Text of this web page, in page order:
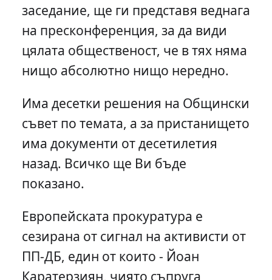
заседание, ще ги представя веднага
на пресконференция, за да види
цялата общественост, че в тях няма
нищо абсолютно нищо нередно.
Има десетки решения на Общински
съвет по темата, а за пристанището
има документи от десетилетия
назад. Всичко ще Ви бъде
показано.
Европейската прокуратура е
сезирана от сигнал на активисти от
ПП-ДБ, един от които - Йоан
Каратерзиян, чиято съпруга